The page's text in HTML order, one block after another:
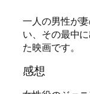
一人の男性が
い、その最中
た映画です。
感想